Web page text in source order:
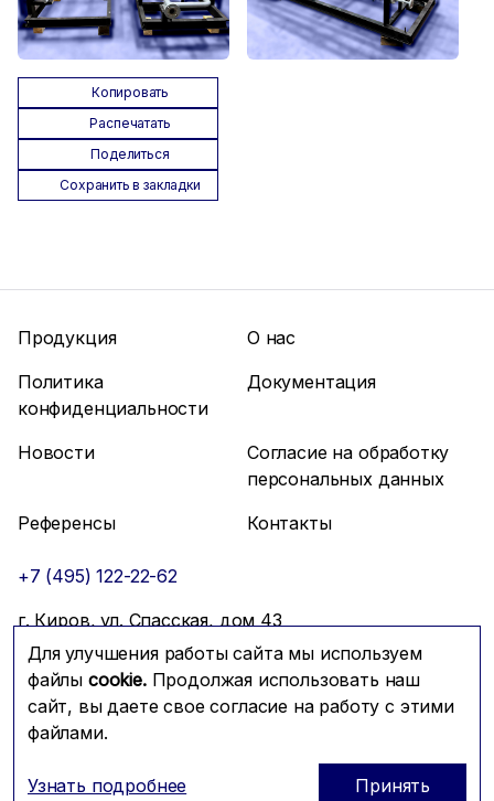
Копировать
Распечатать
Поделиться
Сохранить в закладки
Для улучшения работы сайта мы используем
файлы cookie.Продолжая использовать наш
сайт, вы даете свое согласие на работу с этими
файлами.
Узнать подробнее Принять
Продукция
О нас
Политика
конфиденциальности
Документация
Новости
Согласие на обработку
персональных данных
Референсы
Контакты
+7 (495) 122-22-62
г. Киров, ул. Спасская, дом 43
info@mfmc.ru
Связаться с нами
© 2026 Компания МФМК
Prominado